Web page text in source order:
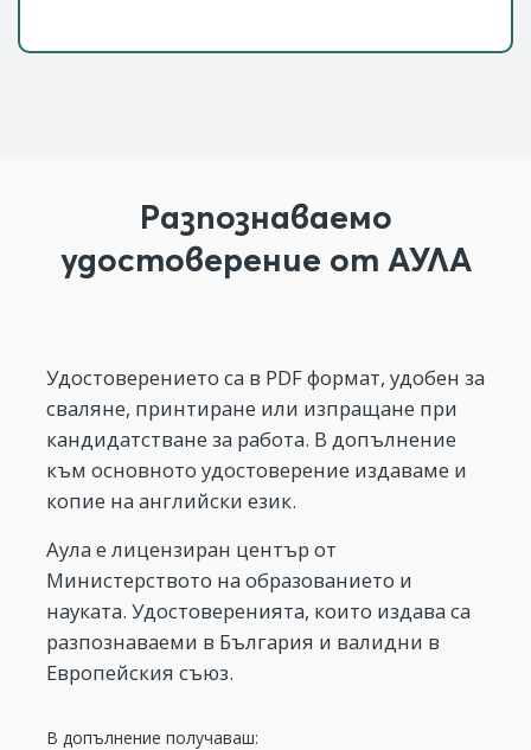
Разпознаваемо
удостоверение от АУЛА
Удостоверението са в PDF формат, удобен за
сваляне, принтиране или изпращане при
кандидатстване за работа. В допълнение
към основното удостоверение издаваме и
копие на английски език.
Аула е лицензиран център от
Министерството на образованието и
науката. Удостоверенията, които издава са
разпознаваеми в България и валидни в
Европейския съюз.
В допълнение получаваш: